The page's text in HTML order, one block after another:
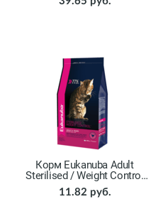
Корм Eukanuba Adult
Sterilised / Weight Сontrol
для кошек (домашняя
птица)
11.82 руб.